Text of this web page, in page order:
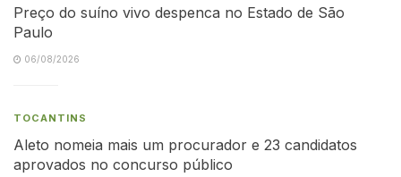
Preço do suíno vivo despenca no Estado de São
Paulo
06/08/2026
TOCANTINS
Aleto nomeia mais um procurador e 23 candidatos
aprovados no concurso público